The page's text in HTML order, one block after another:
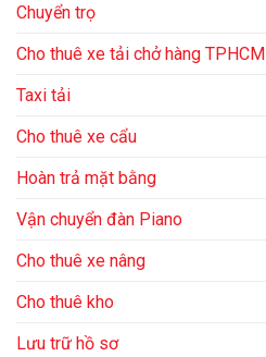
Chuyển trọ
Cho thuê xe tải chở hàng TPHCM
Taxi tải
Cho thuê xe cẩu
Hoàn trả mặt bằng
Vận chuyển đàn Piano
Cho thuê xe nâng
Cho thuê kho
Lưu trữ hồ sơ